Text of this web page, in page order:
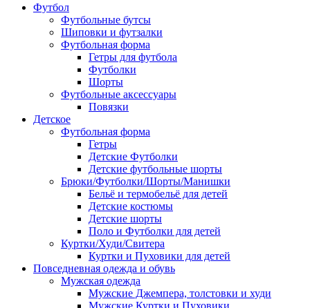
Футбол
Футбольные бутсы
Шиповки и футзалки
Футбольная форма
Гетры для футбола
Футболки
Шорты
Футбольные аксессуары
Повязки
Детское
Футбольная форма
Гетры
Детские Футболки
Детские футбольные шорты
Брюки/Футболки/Шорты/Манишки
Бельё и термобельё для детей
Детские костюмы
Детские шорты
Поло и Футболки для детей
Куртки/Худи/Свитера
Куртки и Пуховики для детей
Повседневная одежда и обувь
Мужская одежда
Мужские Джемпера, толстовки и худи
Мужские Куртки и Пуховики